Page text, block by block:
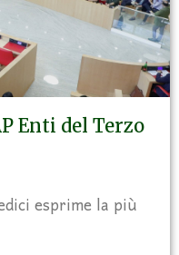
Enti del Terzo
esprime la più